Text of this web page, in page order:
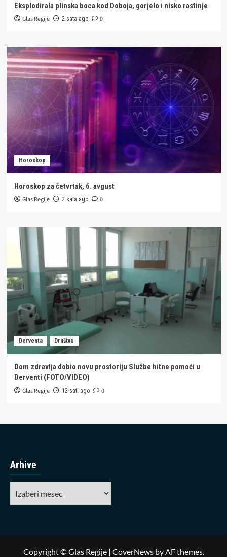
Eksplodirala plinska boca kod Doboja, gorjelo i nisko rastinje
Glas Regije 2 sata ago 0
Horoskop
Horoskop za četvrtak, 6. avgust
Glas Regije 2 sata ago 0
Derventa Društvo
Dom zdravlja dobio novu prostoriju Službe hitne pomoći u
Derventi (FOTO/VIDEO)
Glas Regije 12 sati ago 0
Arhive
Copyright © Glas Regije | CoverNewsby AF themes.